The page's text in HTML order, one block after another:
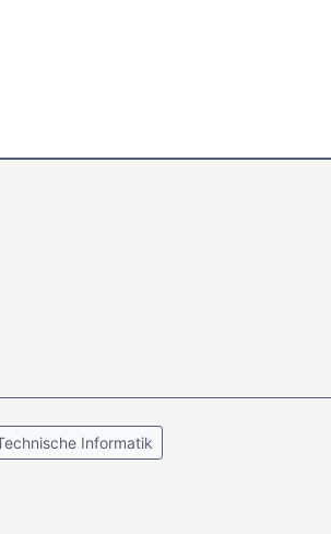
Informatik